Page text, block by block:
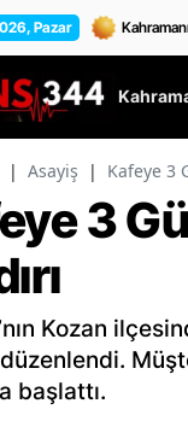
Pazar
| Asayiş | Kafeye 3
3
Kozan
düzenlendi.
başlattı.